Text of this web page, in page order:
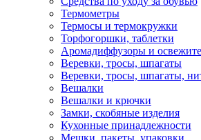
Термометры
Термосы и термокружки
Торфогоршки, таблетки
Аромадиффузоры и
Веревки, тросы, шпагаты
Веревки, тросы, шпагаты,
Вешалки
Вешалки и крючки
Замки, скобяные изделия
Кухонные принадлежности
Мешки, пакеты, упаковки